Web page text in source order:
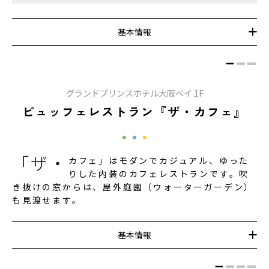
基本情報
グランドプリンスホテル大阪ベイ 1F
ビュッフェレストラン『ザ・カフェ』
「ザ・
カフェ」はモダンでカジュアル、ゆった
りした内装のカフェレストランです。吹
き抜けの窓からは、屋外庭園（ウォーターガーデン）
も見渡せます。
基本情報